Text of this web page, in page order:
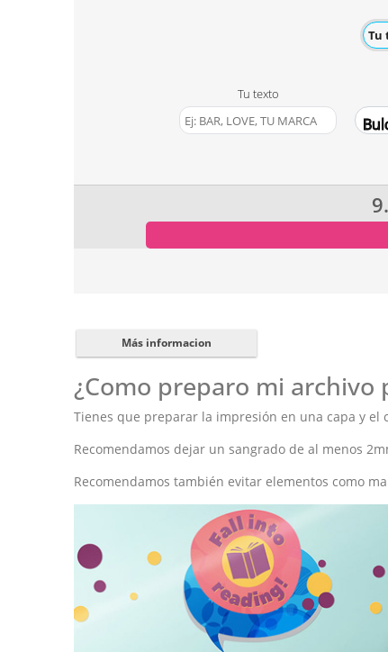
Tu
Tu texto
Más informacion
¿Como preparo mi
Tienes que preparar la impresión en una capa y
Recomendamos dejar un sangrado de al menos
Recomendamos también evitar elementos como